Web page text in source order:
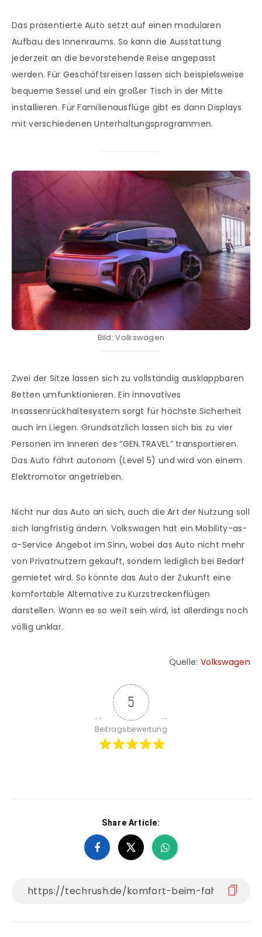
Das präsentierte Auto setzt auf einen modularen
Aufbau des Innenraums. So kann die Ausstattung
jederzeit an die bevorstehende Reise angepasst
werden. Für Geschäftsreisen lassen sich beispielsweise
bequeme Sessel und ein großer Tisch in der Mitte
installieren. Für Familienausflüge gibt es dann Displays
mit verschiedenen Unterhaltungsprogrammen.
Bild: Volkswagen
Zwei der Sitze lassen sich zu vollständig ausklappbaren
Betten umfunktionieren. Ein innovatives
Insassenrückhaltesystem sorgt für höchste Sicherheit
auch im Liegen. Grundsätzlich lassen sich bis zu vier
Personen im Inneren des “GEN.TRAVEL” transportieren.
Das Auto fährt autonom (Level 5) und wird von einem
Elektromotor angetrieben.
Nicht nur das Auto an sich, auch die Art der Nutzung soll
sich langfristig ändern. Volkswagen hat ein Mobility-as-
a-Service Angebot im Sinn, wobei das Auto nicht mehr
von Privatnutzern gekauft, sondern lediglich bei Bedarf
gemietet wird. So könnte das Auto der Zukunft eine
komfortable Alternative zu Kurzstreckenflügen
darstellen. Wann es so weit sein wird, ist allerdings noch
völlig unklar.
Quelle: Volkswagen
5
Beitragsbewertung
Share Article: